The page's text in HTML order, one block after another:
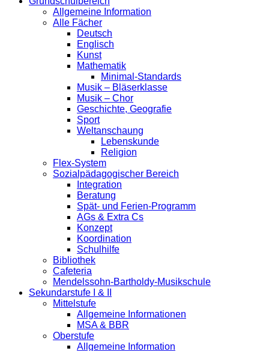
Allgemeine Information
Alle Fächer
Deutsch
Englisch
Kunst
Mathematik
Minimal-Standards
Musik – Bläserklasse
Musik – Chor
Geschichte, Geografie
Sport
Weltanschaung
Lebenskunde
Religion
Flex-System
Sozialpädagogischer Bereich
Integration
Beratung
Spät- und Ferien-Programm
AGs & Extra Cs
Konzept
Koordination
Schulhilfe
Bibliothek
Cafeteria
Mendelssohn-Bartholdy-Musikschule
Sekundarstufe I & II
Mittelstufe
Allgemeine Informationen
MSA & BBR
Oberstufe
Allgemeine Information